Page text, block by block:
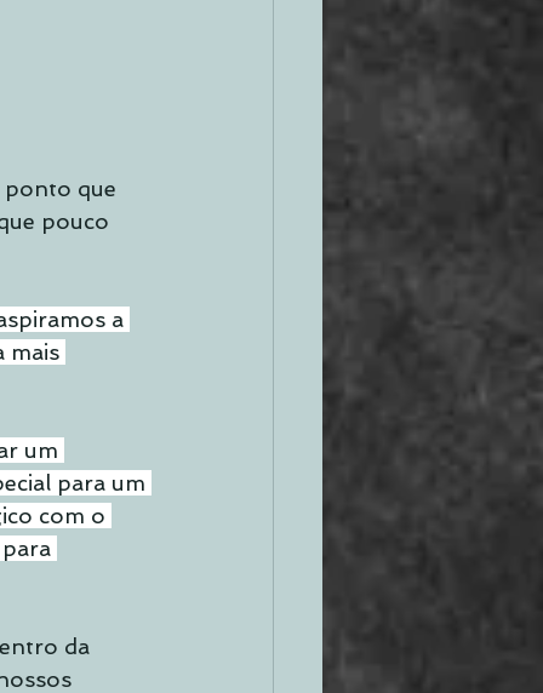
ponto que
pouco
a
mais
um
para um
com o
da